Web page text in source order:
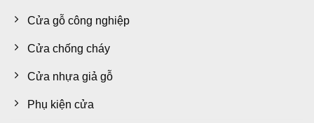
Cửa gỗ công nghiệp
Cửa chống cháy
Cửa nhựa giả gỗ
Phụ kiện cửa